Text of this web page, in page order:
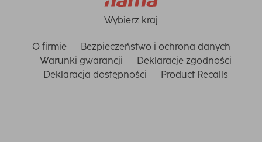
Wybierz kraj
O firmie
Bezpieczeństwo i ochrona danych
Warunki gwarancji
Deklaracje zgodności
Deklaracja dostępności
Product Recalls